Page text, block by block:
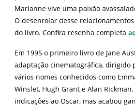
Marianne vive uma paixão
O desenrolar desse
do livro. Confira resenha completa
Em 1995 o primeiro livro de Jane
adaptação cinematográfica, dirigido
vários nomes conhecidos como
Winslet, Hugh Grant e Alan
indicações ao Oscar, mas acabou